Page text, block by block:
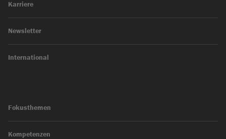
Karriere
Newsletter
International
Fokusthemen
Kompetenzen